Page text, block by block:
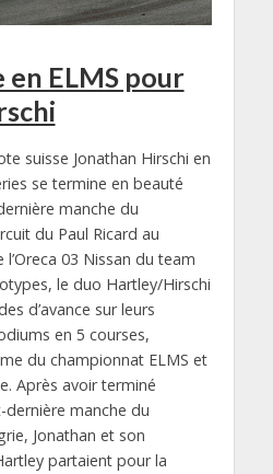
ELMS pour
suisse Jonathan Hirschi en
se termine en beauté
manche du
du Paul Ricard au
03 Nissan du team
le duo Hartley/Hirschi
d’avance sur leurs
en 5 courses,
du championnat ELMS et
Après avoir terminé
dernière manche du
Jonathan et son
partaient pour la